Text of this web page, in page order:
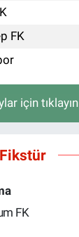
FK
için tıklayın
FK